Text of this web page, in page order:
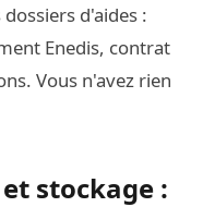
dossiers d'aides :
Enedis, contrat
Vous n'avez rien
stockage :